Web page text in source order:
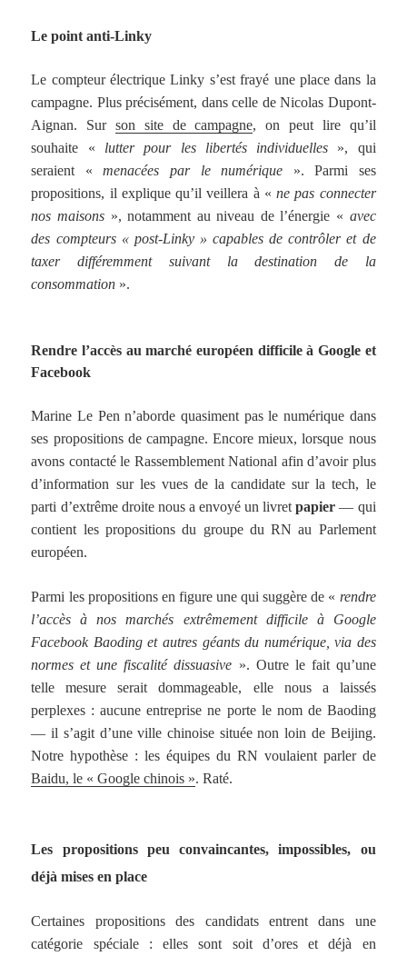
Le point anti-Linky
Le compteur électrique Linky s’est frayé une place dans la
campagne. Plus précisément, dans celle de Nicolas Dupont-
Aignan. Surson site de campagne, on peut lire qu’il
souhaite « lutter pour les libertés individuelles », qui
seraient «menacées par le numérique ». Parmi ses
propositions, il explique qu’il veillera à «ne pas connecter
nos maisons », notamment au niveau de l’énergie « avec
des compteurs « post-Linky » capables de contrôler et de
taxer différemment suivant la destination de la
consommation ».
Rendre l’accès au marché européen difficile à Google et
Facebook
Marine Le Pen n’aborde quasiment pas le numérique dans
ses propositions de campagne. Encore mieux, lorsque nous
avons contacté le Rassemblement National afin d’avoir plus
d’information sur les vues de la candidate sur la tech, le
parti d’extrême droite nous a envoyé un livretpapier — qui
contient les propositions du groupe du RN au Parlement
européen.
Parmi les propositions en figure une qui suggère de « rendre
l’accès à nos marchés extrêmement difficile à Google
Facebook Baoding et autres géants du numérique, via des
normes et une fiscalité dissuasive ». Outre le fait qu’une
telle mesure serait dommageable, elle nous a laissés
perplexes : aucune entreprise ne porte le nom de Baoding
— il s’agit d’une ville chinoise située non loin de Beijing.
Notre hypothèse : les équipes du RN voulaient parler de
Baidu, le « Google chinois ». Raté.
Les propositions peu convaincantes, impossibles, ou
déjà mises en place
Certaines propositions des candidats entrent dans une
catégorie spéciale : elles sont soit d’ores et déjà en